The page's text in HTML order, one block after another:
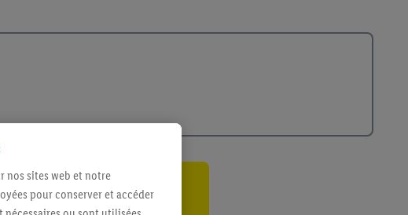
nos sites web et notre
pour conserver et accéder